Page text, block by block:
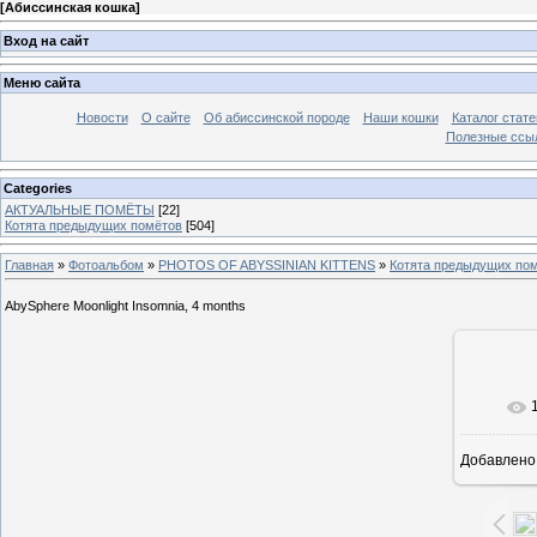
[Абиссинская кошка]
Вход на сайт
Меню сайта
Новости О сайте Об абиссинской породе Наши кошки
Каталог
Полезные
Categories
АКТУАЛЬНЫЕ ПОМЁТЫ [22]
Котята предыдущих помётов [504]
Главная » Фотоальбом » PHOTOS OF ABYSSINIAN KITTENS » Котята предыдущих
AbySphere Moonlight Insomnia, 4 months
В
Добавлено